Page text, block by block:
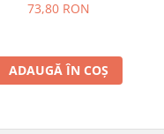
73,80 RON
ADAUGĂ ÎN COȘ